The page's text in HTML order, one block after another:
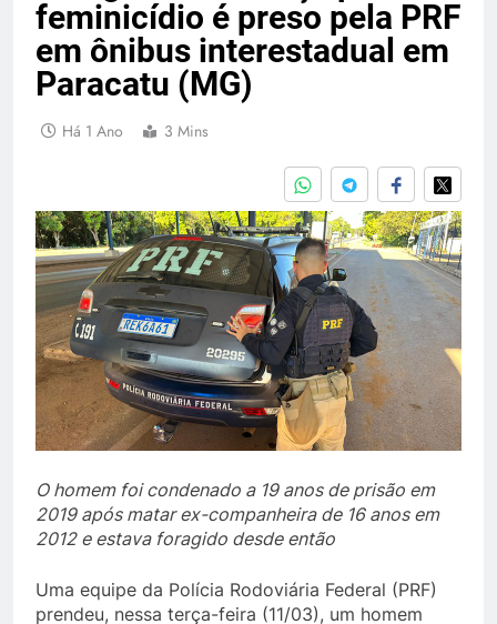
feminicídio é preso pela PRF
em ônibus interestadual em
Paracatu (MG)
Há 1 Ano 3 Mins
O homem foi condenado a 19 anos de prisão em
2019 após matar ex-companheira de 16 anos em
2012 e estava foragido desde então
Uma equipe da Polícia Rodoviária Federal (PRF)
prendeu, nessa terça-feira (11/03), um homem